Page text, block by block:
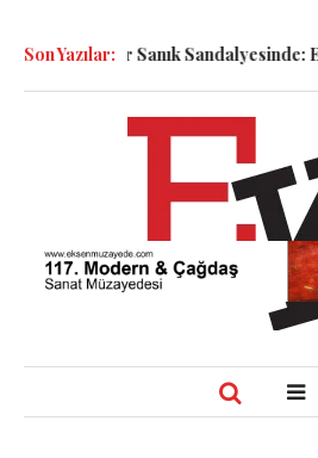
Son Yazılar:
Semboller Sanık Sandalyesinde: